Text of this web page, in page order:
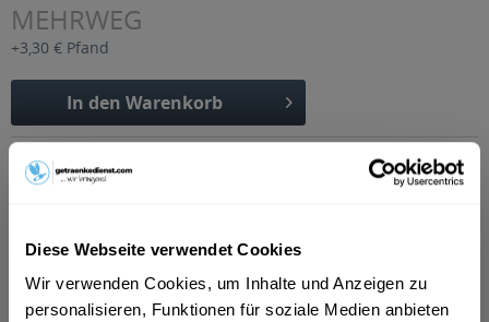
Diese Webseite verwendet Cookies
Wir verwenden Cookies, um Inhalte und Anzeigen zu
personalisieren, Funktionen für soziale Medien anbieten
MEHRWEG
+3,30 € Pfand
In den Warenkorb
Artikel-Nr.:
Verfügbar in:
mehr
"Bad Pyrmonter Premium-Limonade